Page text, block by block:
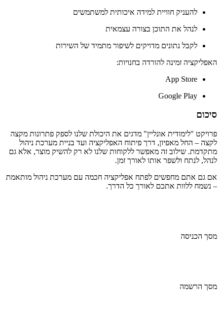
להעניק חוויית למידה איכותית למשתמשים
לנהל את התוכן בצורה עצמאית
לקבל נתונים מדויקים לשיפור מתמיד של השירות
האפליקציה זמינה להורדה בחנויות:
App Store
Google Play
סיכום
פרויקט "לימודית אונליין" מדגים את היכולת שלנו לספק פתרונות מקצה
לקצה – החל מאפיון, דרך פיתוח האפליקציה ועד בניית מערכת ניהול
מתקדמת. שילוב זה מאפשר ללקוחות שלנו לא רק להשיק מוצר, אלא גם
לנהל, לנתח ולשפר אותו לאורך זמן.
אם גם אתם מחפשים לפתח אפליקציה חכמה עם מערכת ניהול מותאמת
– נשמח ללוות אתכם לאורך כל הדרך.
מסך הכניסה
מסך הרשמה